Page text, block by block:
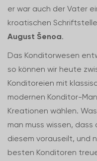
er war auch der Vater
kroatischen
August Šenoa.
Das Konditorwesen
so können wir heute
Konditoreien mit
modernen Konditor-
Kreationen wählen.
man muss wissen,
diesem vorauseilt, und
besten Konditoren